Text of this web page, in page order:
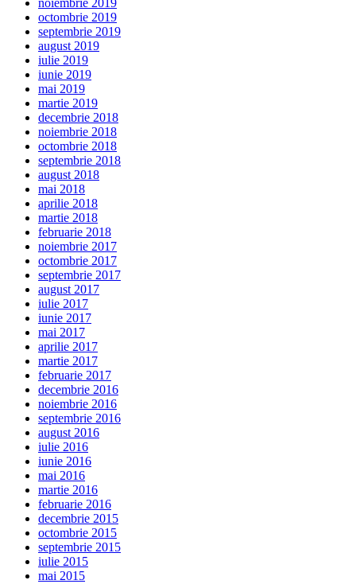
noiembrie 2019
octombrie 2019
septembrie 2019
august 2019
iulie 2019
iunie 2019
mai 2019
martie 2019
decembrie 2018
noiembrie 2018
octombrie 2018
septembrie 2018
august 2018
mai 2018
aprilie 2018
martie 2018
februarie 2018
noiembrie 2017
octombrie 2017
septembrie 2017
august 2017
iulie 2017
iunie 2017
mai 2017
aprilie 2017
martie 2017
februarie 2017
decembrie 2016
noiembrie 2016
septembrie 2016
august 2016
iulie 2016
iunie 2016
mai 2016
martie 2016
februarie 2016
decembrie 2015
octombrie 2015
septembrie 2015
iulie 2015
mai 2015